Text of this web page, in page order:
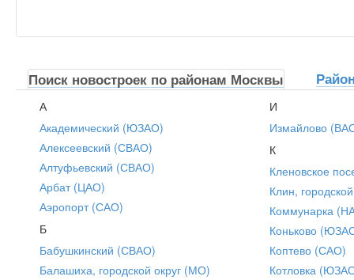
Поиск новостроек по районам Москвы
А
Академический (ЮЗАО)
Алексеевский (СВАО)
Алтуфьевский (СВАО)
Арбат (ЦАО)
Аэропорт (САО)
Б
Бабушкинский (СВАО)
Балашиха, городской округ (МО)
И
Измайлово
К
Кленовское
Клин,
Коммунарка
Коньково
Коптево (САО)
Котловка